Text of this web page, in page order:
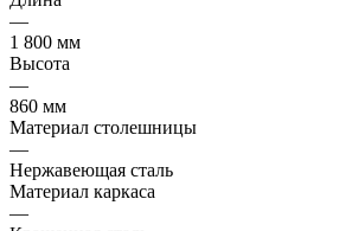
—
1 800 мм
Высота
—
860 мм
Материал столешницы
—
Нержавеющая сталь
Материал каркаса
—